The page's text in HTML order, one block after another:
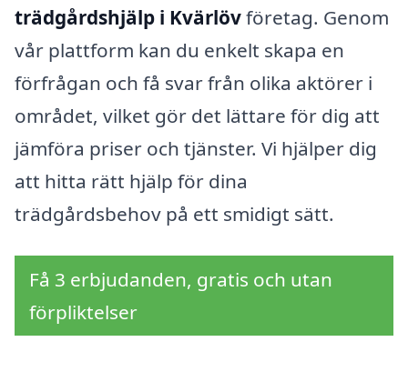
trädgårdshjälp i Kvärlövföretag. Genom
vår plattform kan du enkelt skapa en
förfrågan och få svar från olika aktörer i
området, vilket gör det lättare för dig att
jämföra priser och tjänster. Vi hjälper dig
att hitta rätt hjälp för dina
trädgårdsbehov på ett smidigt sätt.
Få 3 erbjudanden, gratis och utan
förpliktelser